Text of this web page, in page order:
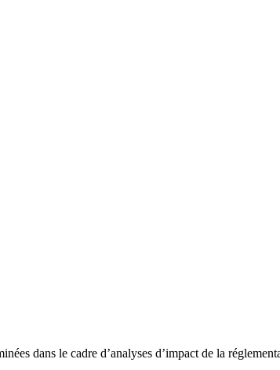
dans le cadre d’analyses d’impact de la